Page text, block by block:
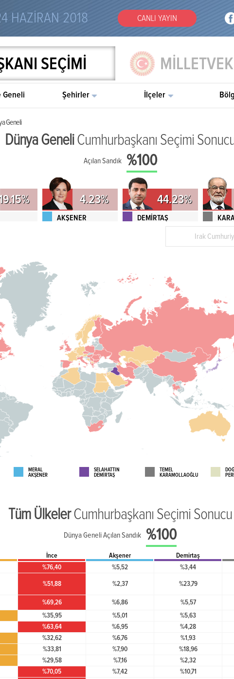
HAZİRAN 2018 CANLI YAYIN
SEÇİMİ
Geneli Şehirler İlçeler
Geneli
Dünya Geneli Cumhurbaşkanı Seçimi
Açılan Sandık %100
4.23%
AKŞENER
44.23%
DEMİRTAŞ
Irak
MERAL
AKŞENER
SELAHATTİN
DEMİRTAŞ
TEMEL
KARAMOLLAOĞLU
Tüm Ülkeler Cumhurbaşkanı Seçimi Sonucu
Dünya Geneli Açılan Sandık %100
İnce Akşener Demirtaş
%76,40 %5,52 %3,44
%51,88 %2,37 %23,79
%69,26 %6,86 %5,57
%35,95 %5,01 %5,63
%63,64 %6,95 %4,28
%32,62 %6,76 %1,93
%33,81 %7,90 %18,96
%29,58 %7,16 %2,32
%70,05 %7,42 %10,71